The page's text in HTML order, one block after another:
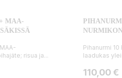
MAA-
risua ja...
Pihanurmi
laadukas
Hinta
110,00 €